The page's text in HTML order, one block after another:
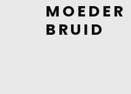
BRUID